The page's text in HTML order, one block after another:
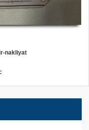
nakliyat